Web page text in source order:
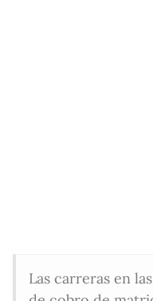
Las carreras en